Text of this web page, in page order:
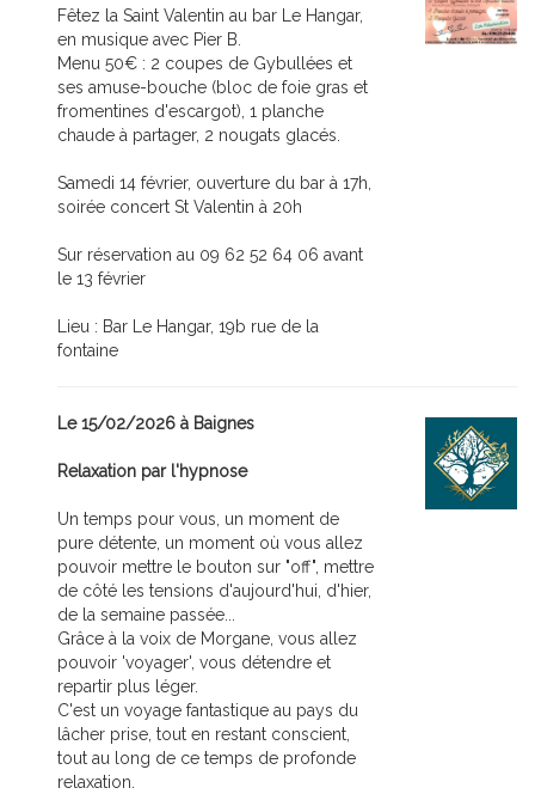
Fêtez la Saint Valentin au bar Le Hangar,
en musique avec Pier B.
Menu 50€ : 2 coupes de Gybullées et
ses amuse-bouche (bloc de foie gras et
fromentines d'escargot), 1 planche
chaude à partager, 2 nougats glacés.
Samedi 14 février, ouverture du bar à 17h,
soirée concert St Valentin à 20h
Sur réservation au 09 62 52 64 06 avant
le 13 février
Lieu : Bar Le Hangar, 19b rue de la
fontaine
Le 15/02/2026 à Baignes
Relaxation par l'hypnose
Un temps pour vous, un moment de
pure détente, un moment où vous allez
pouvoir mettre le bouton sur "off", mettre
de côté les tensions d'aujourd'hui, d'hier,
de la semaine passée...
Grâce à la voix de Morgane, vous allez
pouvoir 'voyager', vous détendre et
repartir plus léger.
C'est un voyage fantastique au pays du
lâcher prise, tout en restant conscient,
tout au long de ce temps de profonde
relaxation.